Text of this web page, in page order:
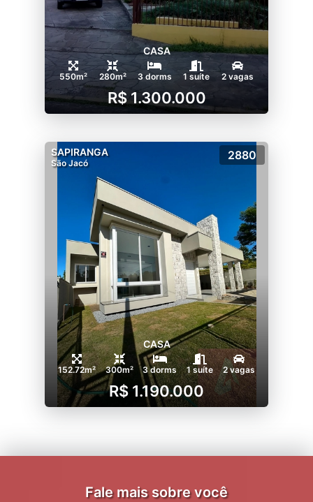
CASA
550m² 280m² 3 dorms 1 suíte 2 vagas
R$ 1.300.000
SAPIRANGA
São Jacó
2880
CASA
152.72m² 300m² 3 dorms 1 suíte 2 vagas
R$ 1.190.000
Fale mais sobre você